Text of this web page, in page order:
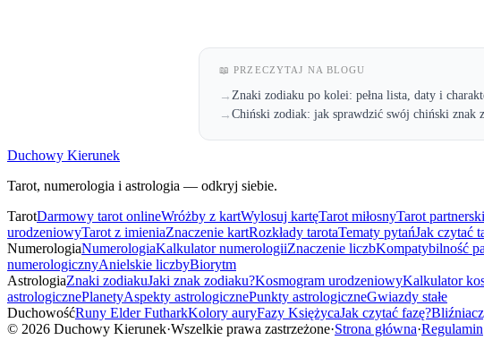
📖 PRZECZYTAJ NA BLOGU
→ Znaki zodiaku po kolei: pełna lista, daty i
→Chiński zodiak: jak sprawdzić swój chiński znak
Duchowy Kierunek
Tarot, numerologia i astrologia — odkryj siebie.
TarotDarmowy tarot onlineWróżby z kartWylosuj kartęTarot miłosnyTarot partnerski
urodzeniowyTarot z imieniaZnaczenie kartRozkłady tarotaTematy pytańJak czytać
NumerologiaNumerologiaKalkulator numerologiiZnaczenie liczbKompatybilność
numerologicznyAnielskie liczbyBiorytm
AstrologiaZnaki zodiakuJaki znak zodiaku?Kosmogram urodzeniowyKalkulator
astrologicznePlanetyAspekty astrologicznePunkty astrologiczneGwiazdy stałe
DuchowośćRuny Elder FutharkKolory auryFazy KsiężycaJak czytać fazę?
© 2026 Duchowy Kierunek·Wszelkie prawa zastrzeżone·Strona główna·Regulamin